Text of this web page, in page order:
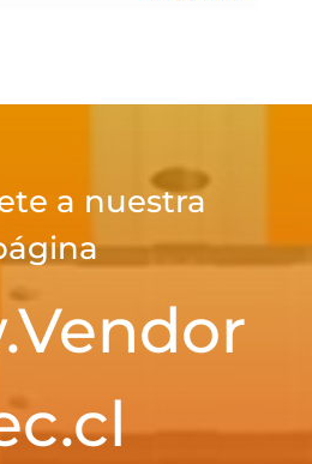
a nuestra